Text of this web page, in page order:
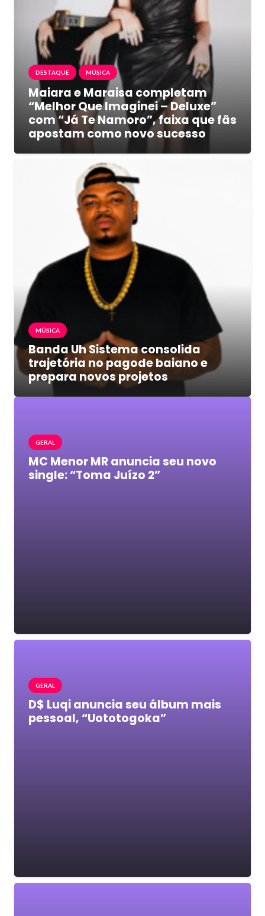
DESTAQUE MÚSICA
Maiara e Maraisa completam
“Melhor Que Imaginei – Deluxe”
com “Já Te Namoro”, faixa que fãs
apostam como novo sucesso
MÚSICA
Banda Uh Sistema consolida
trajetória no pagode baiano e
prepara novos projetos
GERAL
MC Menor MR anuncia seu novo
single: “Toma Juízo 2”
GERAL
D$ Luqi anuncia seu álbum mais
pessoal, “Uototogoka”